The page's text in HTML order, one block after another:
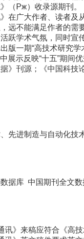
（Pж）收录源期刊。
》在广大作者、读者
远不能满足作者的需
跃学术气氛，同时宣
版一期“高技术研究
展示反映“十五”期间
》刊源；《中国科技
先进制造与自动化技
据库 中国期刊全文数
讯》来稿应符合《高